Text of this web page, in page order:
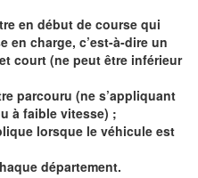
en début de course qui
en charge, c’est-à-dire un
court (ne peut être inférieur
parcouru (ne s’appliquant
à faible vitesse) ;
lorsque le véhicule est
département.